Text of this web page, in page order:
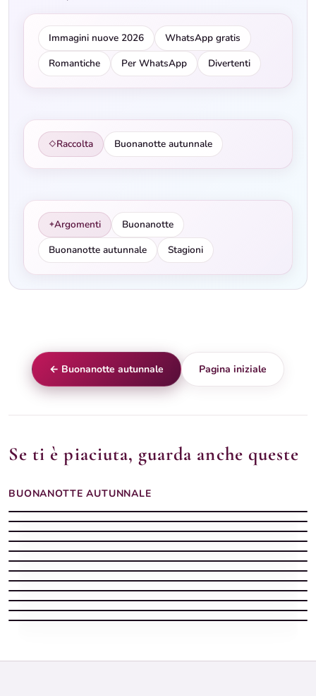
Immagini nuove 2026
WhatsApp gratis
Romantiche
Per WhatsApp Divertenti
◇Raccolta Buonanotte autunnale
✦Argomenti
Buonanotte
Buonanotte autunnale
Stagioni
Se ti è piaciuta, guarda anche queste
BUONANOTTE AUTUNNALE
Buonanotte Autunno silenziosa
Buonanotte serena
Buonanotte Autunno leggera
Buonanotte Autunno con sera stellata
Buonanotte Autunno con sera tranquilla
Buonanotte Autunno sognatrice
Buonanotte autunnale serena
Buonanotte Autunno serena
Buonanotte autunnale con pioggia e luce del lampione
Buonanotte Autunno vellutata
Buonanotte autunnale soffusa
← Buonanotte autunnale Pagina iniziale